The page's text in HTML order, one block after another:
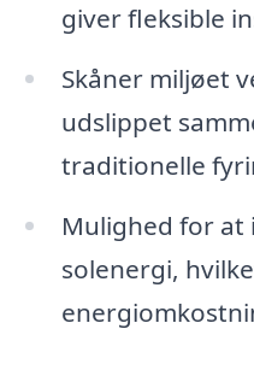
giver fleksible
Skåner miljøet
udslippet
traditionelle
Mulighed for at
solenergi,